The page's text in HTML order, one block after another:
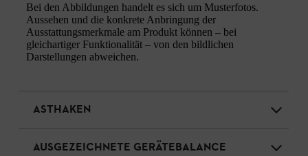
Bei den Abbildungen handelt es sich um Musterfotos.
Aussehen und die konkrete Anbringung der
Ausstattungsmerkmale am Produkt können – bei
gleichartiger Funktionalität – von den bildlichen
Darstellungen abweichen.
ASTHAKEN
AUSGEZEICHNETE GERÄTEBALANCE